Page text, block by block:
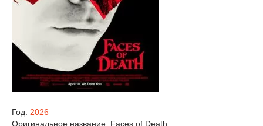
Год: 2026
Оригинальное название: Faces of Death